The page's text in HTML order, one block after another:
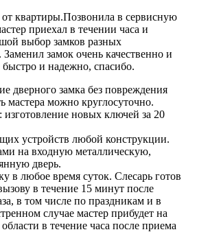
квартиры.Позвонила в сервисную
приехал в течении часа и
выбор замков разных
Заменил замок очень качественно и
и надежно, спасибо.
дверного замка без повреждения
мастера можно круглосуточно.
новых ключей за 20
устройств любой конструкции.
на входную металлическую,
дверь.
в любое время суток. Слесарь готов
в течение 15 минут после
в том числе по праздникам и в
случае мастер прибудет на
в течение часа после приема